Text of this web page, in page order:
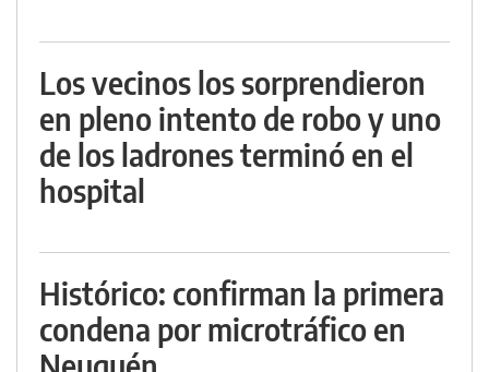
Los vecinos los sorprendieron
en pleno intento de robo y uno
de los ladrones terminó en el
hospital
Histórico: confirman la primera
condena por microtráfico en